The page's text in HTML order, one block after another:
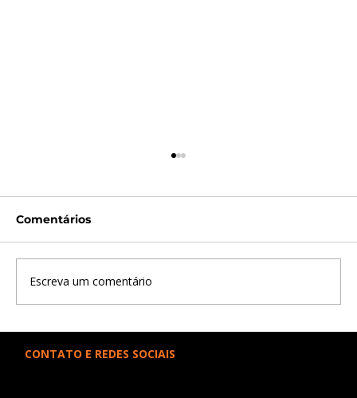
pérola”
Comentários
Escreva um comentário
CONTATO E REDES SOCIAIS